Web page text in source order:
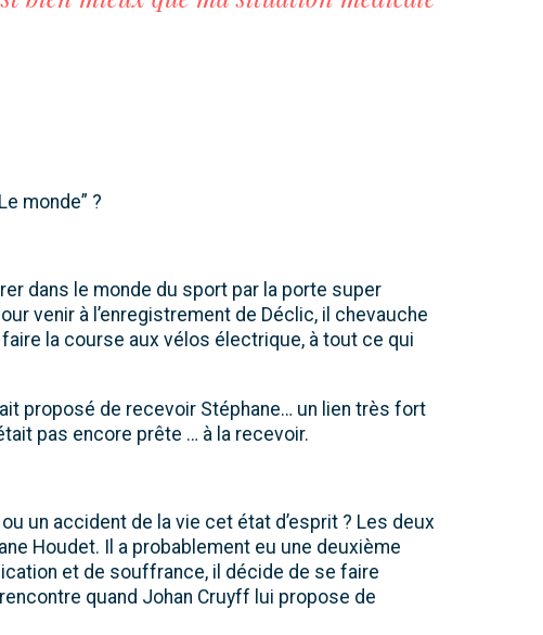
monde” ?
dans le monde du sport par la porte super
venir à l’enregistrement de Déclic, il chevauche
la course aux vélos électrique, à tout ce qui
proposé de recevoir Stéphane… un lien très fort
pas encore prête … à la recevoir.
un accident de la vie cet état d’esprit ? Les deux
Houdet. Il a probablement eu une deuxième
et de souffrance, il décide de se faire
quand Johan Cruyff lui propose de